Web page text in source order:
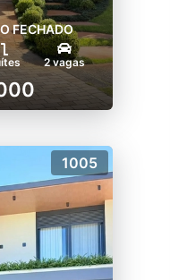
FECHADO
2 vagas
1005